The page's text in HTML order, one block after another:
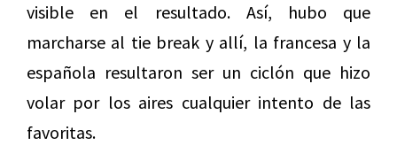
visible en el resultado. Así, hubo que
marcharse al tie break y allí, la francesa y la
española resultaron ser un ciclón que hizo
volar por los aires cualquier intento de las
favoritas.